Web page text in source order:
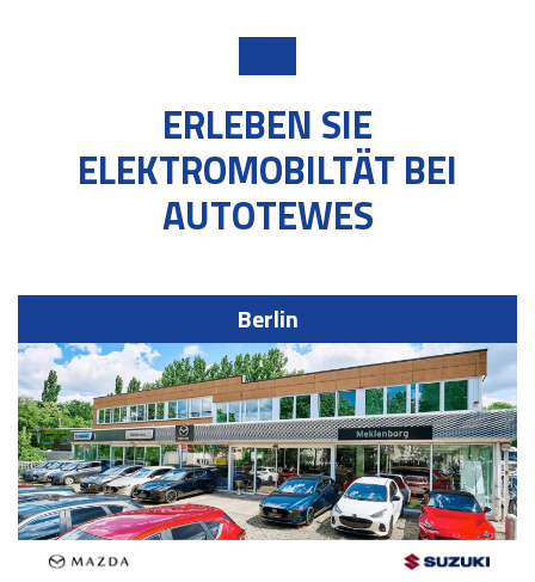
ERLEBEN SIE
ELEKTROMOBILTÄT BEI
AUTOTEWES
Berlin